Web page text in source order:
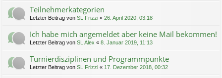
Teilnehmerkategorien
Letzter Beitrag von SL Frizzi « 26. April 2020, 03:18
Ich habe mich angemeldet aber keine Mail bekommen!
Letzter Beitrag von SL Alex « 8. Januar 2019, 11:13
Turnierdisziplinen und Programmpunkte
Letzter Beitrag von SL Frizzi « 17. Dezember 2018, 00:32